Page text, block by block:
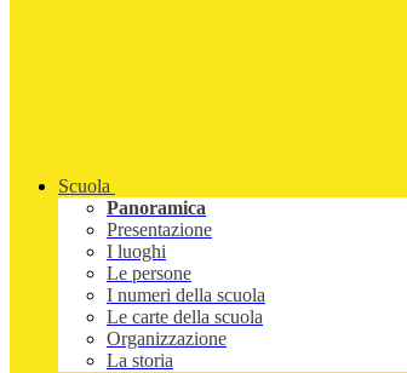
Scuola
Panoramica
Presentazione
I luoghi
Le persone
I numeri della scuola
Le carte della scuola
Organizzazione
La storia